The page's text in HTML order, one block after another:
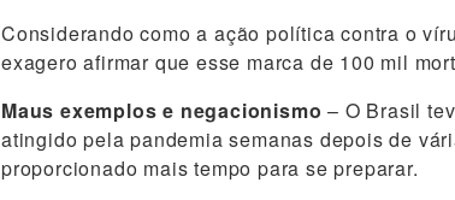
Considerando como a ação política contra o
exagero afirmar que esse marca de 100 mil
Maus exemplos e negacionismo – O Brasil
atingido pela pandemia semanas depois de
proporcionado mais tempo para se preparar.